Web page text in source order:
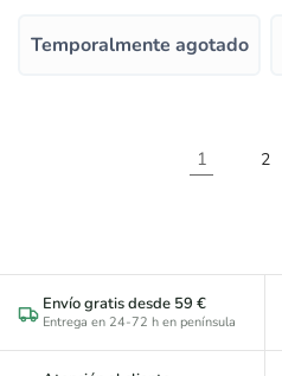
Temporalmente agotado
1 2
Envío gratis desde 59 €
Entrega en 24-72 h en península